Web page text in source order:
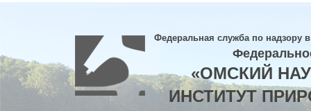
Федеральная служба по надзору
«ОМСКИЙ
ИНСТИТУТ